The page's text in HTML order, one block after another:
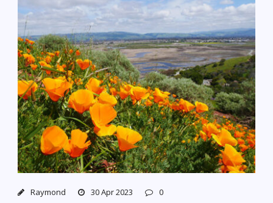
Raymond 30 Apr 2023 0